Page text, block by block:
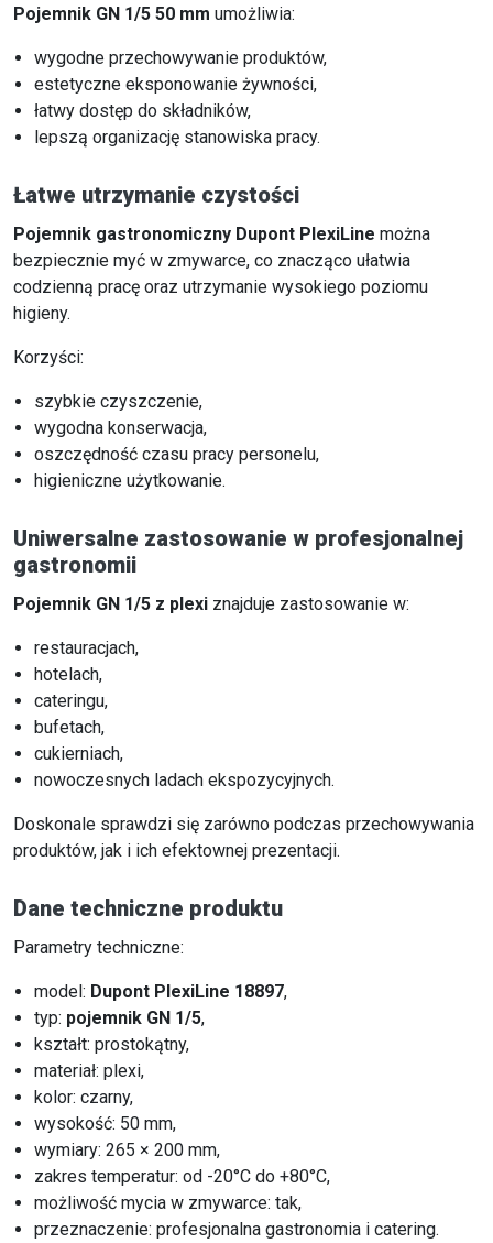
Pojemnik GN 1/5 50 mm umożliwia:
wygodne przechowywanie produktów,
estetyczne eksponowanie żywności,
łatwy dostęp do składników,
lepszą organizację stanowiska pracy.
Łatwe utrzymanie czystości
Pojemnik gastronomiczny Dupont PlexiLine można
bezpiecznie myć w zmywarce, co znacząco ułatwia
codzienną pracę oraz utrzymanie wysokiego poziomu
higieny.
Korzyści:
szybkie czyszczenie,
wygodna konserwacja,
oszczędność czasu pracy personelu,
higieniczne użytkowanie.
Uniwersalne zastosowanie w profesjonalnej
gastronomii
Pojemnik GN 1/5 z plexi znajduje zastosowanie w:
restauracjach,
hotelach,
cateringu,
bufetach,
cukierniach,
nowoczesnych ladach ekspozycyjnych.
Doskonale sprawdzi się zarówno podczas przechowywania
produktów, jak i ich efektownej prezentacji.
Dane techniczne produktu
Parametry techniczne:
model: Dupont PlexiLine 18897,
typ: pojemnik GN 1/5,
kształt: prostokątny,
materiał: plexi,
kolor: czarny,
wysokość: 50 mm,
wymiary: 265 × 200 mm,
zakres temperatur: od -20°C do +80°C,
możliwość mycia w zmywarce: tak,
przeznaczenie: profesjonalna gastronomia i catering.